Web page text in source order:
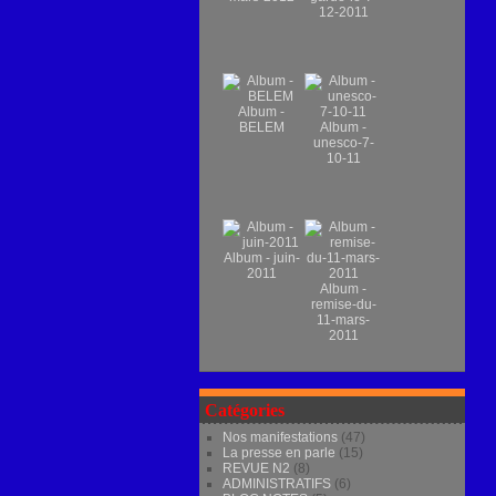
12-2011
Album -
BELEM
Album -
unesco-7-
10-11
Album - juin-
2011
Album -
remise-du-
11-mars-
2011
Catégories
Nos manifestations (47)
La presse en parle (15)
REVUE N2 (8)
ADMINISTRATIFS (6)